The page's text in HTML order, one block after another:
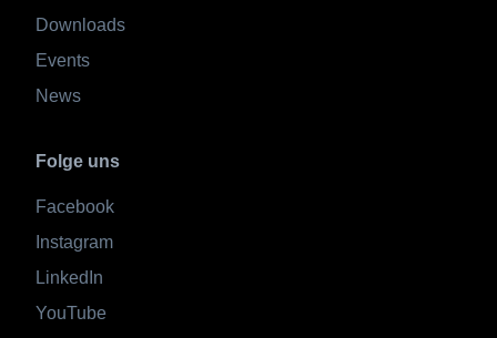
Downloads
Events
News
Folge uns
Facebook
Instagram
LinkedIn
YouTube